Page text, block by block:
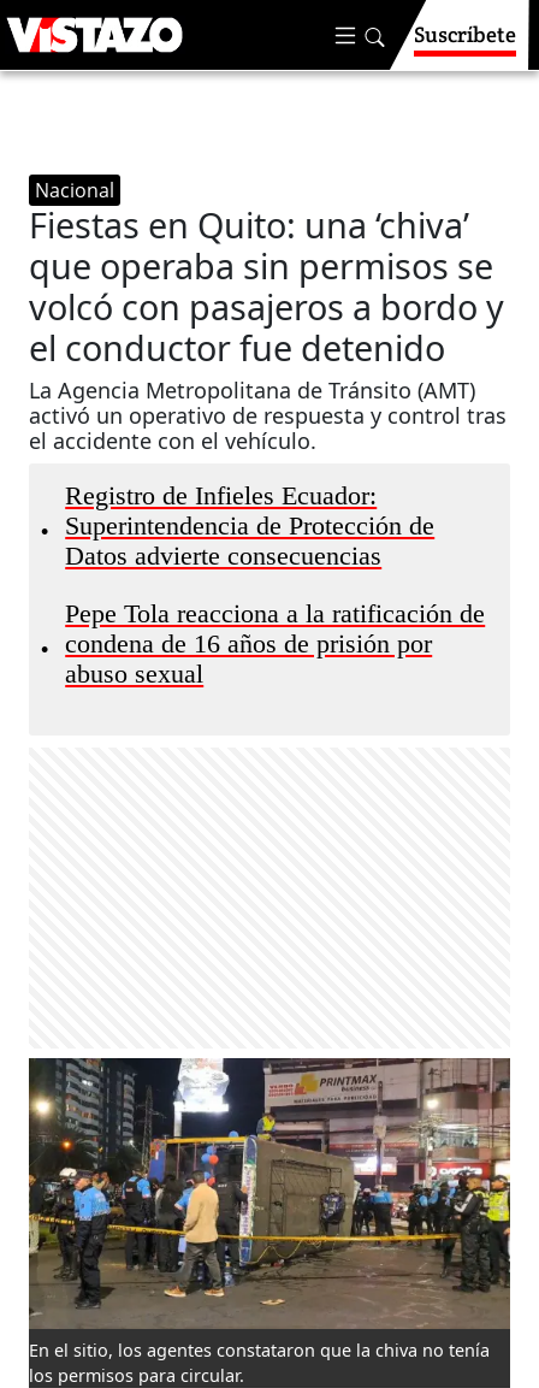
Suscríbete
Nacional
Fiestas en Quito: una ‘chiva’
que operaba sin permisos se
volcó con pasajeros a bordo y
el conductor fue detenido
La Agencia Metropolitana de Tránsito (AMT)
activó un operativo de respuesta y control tras
el accidente con el vehículo.
•
Registro de Infieles Ecuador:
Superintendencia de Protección de
Datos advierte consecuencias
•
Pepe Tola reacciona a la ratificación de
condena de 16 años de prisión por
abuso sexual
En el sitio, los agentes constataron que la chiva no tenía
los permisos para circular.